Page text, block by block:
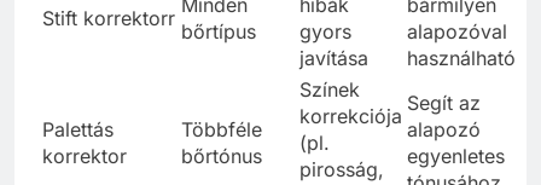
Stift korrektorr
bőrtípus
gyors
javítása
alapozóval
használható
Palettás
korrektor
Többféle
bőrtónus
Színek
korrekciója
(pl.
pirosság,
Segít az
alapozó
egyenletes